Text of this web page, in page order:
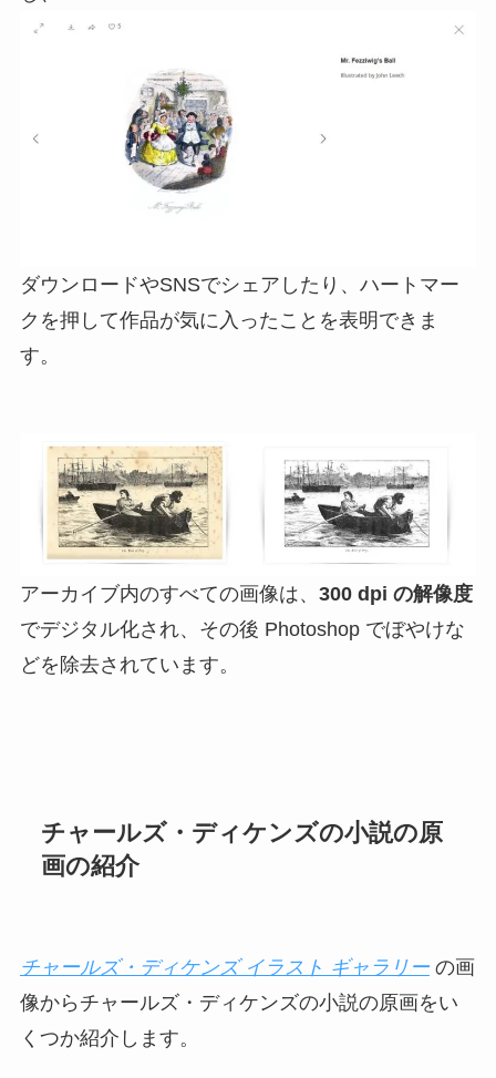
ダウンロードやSNSでシェアしたり、ハートマー
クを押して作品が気に入ったことを表明できま
す。
アーカイブ内のすべての画像は、 300 dpi の解像度
でデジタル化され、その後 Photoshop でぼやけな
どを除去されています。
チャールズ・ディケンズの小説の原
画の紹介
チャールズ・ディケンズ イラスト ギャラリーの画
像からチャールズ・ディケンズの小説の原画をい
くつか紹介します。